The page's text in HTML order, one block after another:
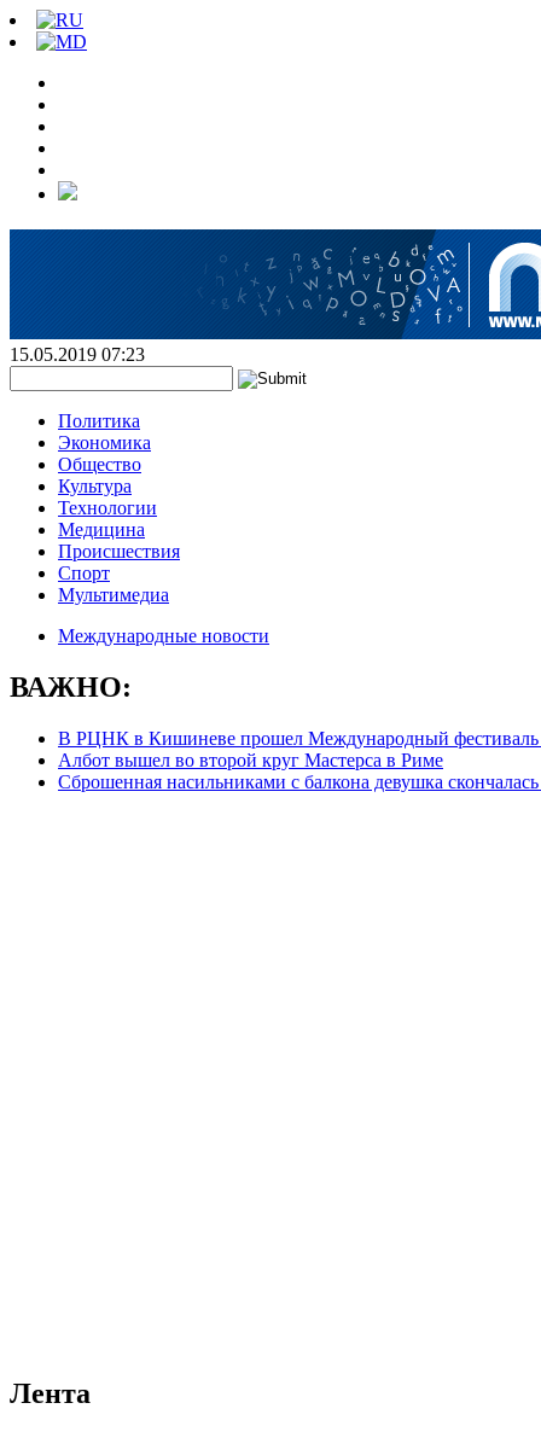
15.05.2019 07:23
Политика
Экономика
Общество
Культура
Технологии
Медицина
Происшествия
Спорт
Мультимедиа
Международные новости
ВАЖНО:
В РЦНК в Кишиневе прошел Международный
Албот вышел во второй круг Мастерса в Риме
Сброшенная насильниками с балкона девушка
Лента